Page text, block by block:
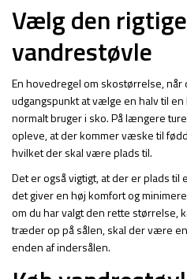
Vælg den
vandrestøvle
En hovedregel om skostørrelse,
udgangspunkt at vælge en halv til
normalt bruger i sko. På længere
opleve, at der kommer væske til
hvilket der skal være plads til.
Det er også vigtigt, at der er plads til
det giver en høj komfort og
om du har valgt den rette størrelse,
træder op på sålen, skal der være
enden af indersålen.